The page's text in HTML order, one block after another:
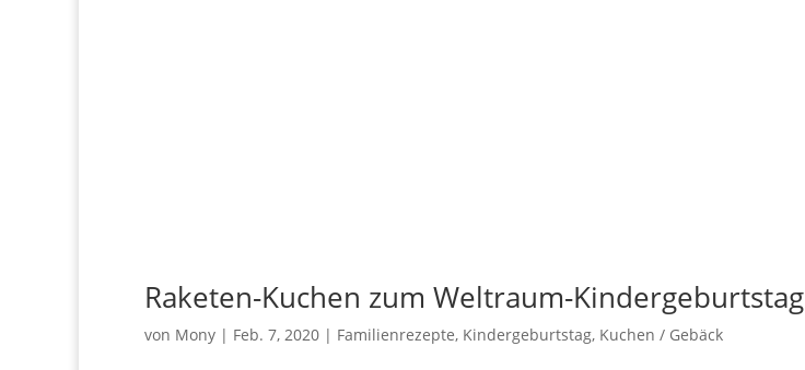
Raketen-Kuchen zum Weltraum-Kindergeburtstag
von Mony | Feb. 7, 2020 | Familienrezepte, Kindergeburtstag, Kuchen / Gebäck